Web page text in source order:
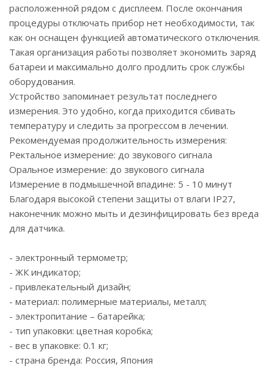
расположенной рядом с дисплеем. После окончания
процедуры отключать прибор нет необходимости, так
как он оснащен функцией автоматического отключения.
Такая организация работы позволяет экономить заряд
батареи и максимально долго продлить срок службы
оборудования.
Устройство запоминает результат последнего
измерения. Это удобно, когда приходится сбивать
температуру и следить за прогрессом в лечении.
Рекомендуемая продолжительность измерения:
Ректальное измерение: до звукового сигнала
Оральное измерение: до звукового сигнала
Измерение в подмышечной впадине: 5 - 10 минут
Благодаря высокой степени защиты от влаги IP27,
наконечник можно мыть и дезинфицировать без вреда
для датчика.
- электронный термометр;
- ЖК индикатор;
- привлекательный дизайн;
- материал: полимерные материалы, металл;
- электропитание – батарейка;
- тип упаковки: цветная коробка;
- вес в упаковке: 0.1 кг;
- страна бренда: Россия, Япония